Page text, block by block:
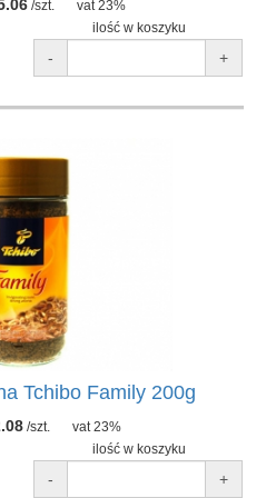
/szt.
vat 23%
ilość w koszyku
- +
Tchibo Family 200g
/szt.
vat 23%
ilość w koszyku
- +